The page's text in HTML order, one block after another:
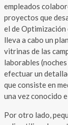
empleados
proyectos que
el de Optimización
lleva a cabo un
vitrinas de las
laborables
efectuar un
que consiste en
una vez conocido
Por otro lado,